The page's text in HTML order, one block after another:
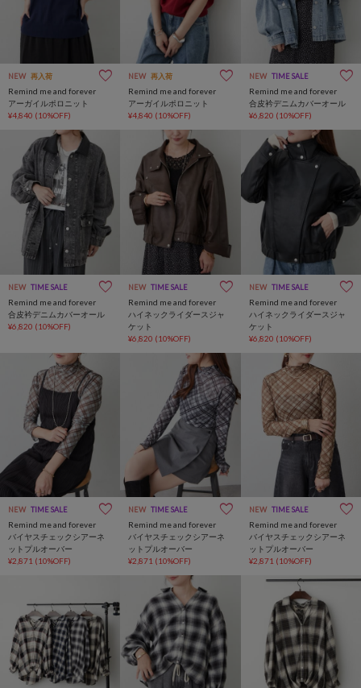
NEW 再入荷
Remind me and forever
アーガイルポロニット
¥4,840 (10%OFF)
NEW 再入荷
Remind me and forever
アーガイルポロニット
¥4,840 (10%OFF)
NEW TIME SALE
Remind me and forever
合皮衿デニムカバーオール
¥6,820 (10%OFF)
NEW TIME SALE
Remind me and forever
合皮衿デニムカバーオール
¥6,820 (10%OFF)
NEW TIME SALE
Remind me and forever
ハイネックライダースジャ
ケット
¥6,820 (10%OFF)
NEW TIME SALE
Remind me and forever
ハイネックライダースジャ
ケット
¥6,820 (10%OFF)
NEW TIME SALE
Remind me and forever
バイヤスチェックシアーネ
ットプルオーバー
¥2,871 (10%OFF)
NEW TIME SALE
Remind me and forever
バイヤスチェックシアーネ
ットプルオーバー
¥2,871 (10%OFF)
NEW TIME SALE
Remind me and forever
バイヤスチェックシアーネ
ットプルオーバー
¥2,871 (10%OFF)